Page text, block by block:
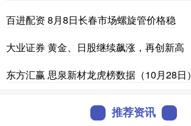
百进配资 8月8日长春市场螺旋管价格稳
大业证券 黄金、日股继续飙涨，再创新高
东方汇赢 思泉新材龙虎榜数据（10月28日）
推荐资讯